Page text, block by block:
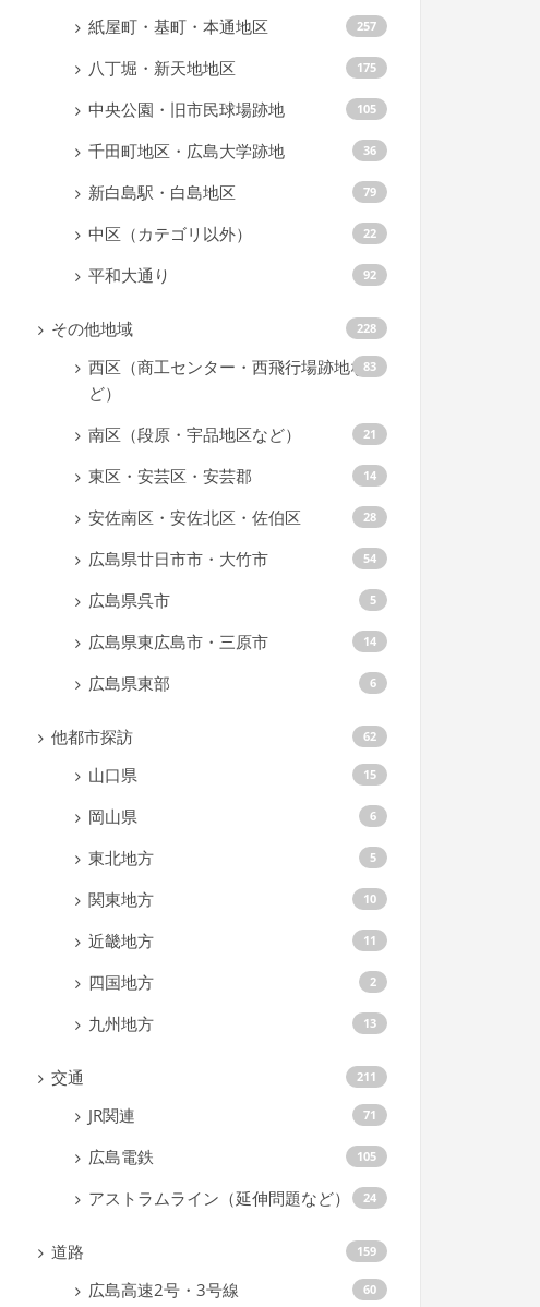
紙屋町・基町・本通地区 257
八丁堀・新天地地区 175
中央公園・旧市民球場跡地 105
千田町地区・広島大学跡地 36
新白島駅・白島地区 79
中区（カテゴリ以外） 22
平和大通り 92
その他地域 228
西区（商工センター・西飛行場跡地な
ど）
83
南区（段原・宇品地区など） 21
東区・安芸区・安芸郡 14
安佐南区・安佐北区・佐伯区 28
広島県廿日市市・大竹市 54
広島県呉市 5
広島県東広島市・三原市 14
広島県東部 6
他都市探訪 62
山口県 15
岡山県 6
東北地方 5
関東地方 10
近畿地方 11
四国地方 2
九州地方 13
交通 211
JR関連 71
広島電鉄 105
アストラムライン（延伸問題など） 24
道路 159
広島高速2号・3号線 60